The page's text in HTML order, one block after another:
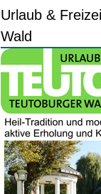
Urlaub &
Wald